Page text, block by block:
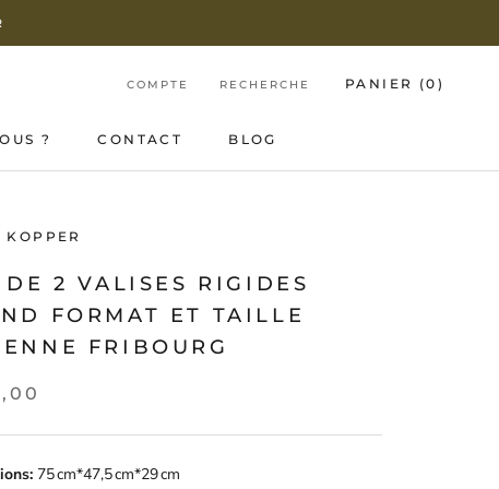
?
CONTACT
BLOG
COMPTE RECHERCHE PANIER (0 )
KOPPER
DE 2 VALISES RIGIDES
FORMAT ET TAILLE
FRIBOURG
75 cm*47,5 cm*29 cm